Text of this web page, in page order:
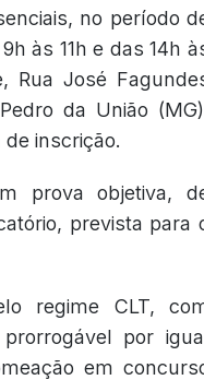
no período
às 11h e das 14h
Rua José
da União
inscrição.
prova objetiva,
prevista para
regime CLT,
por
em